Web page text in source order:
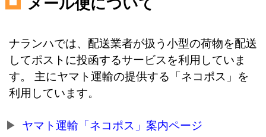
ナランハでは、配送業者が扱う小型の荷物を配送
してポストに投函するサービスを利用していま
す。 主にヤマト運輸の提供する「ネコポス」を
利用しています。
ヤマト運輸「ネコポス」案内ページ